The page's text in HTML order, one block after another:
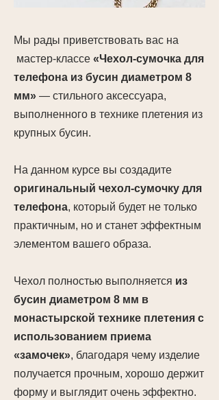
Мы рады приветствовать вас на
мастер-классе «Чехол-сумочка для
телефона из бусин диаметром 8
мм» — стильного аксессуара,
выполненного в технике плетения из
крупных бусин.
На данном курсе вы создадите
оригинальный чехол-сумочку для
телефона, который будет не только
практичным, но и станет эффектным
элементом вашего образа.
Чехол полностью выполняется из
бусин диаметром 8 мм в
монастырской технике плетения с
использованием приема
«замочек», благодаря чему изделие
получается прочным, хорошо держит
форму и выглядит очень эффектно.